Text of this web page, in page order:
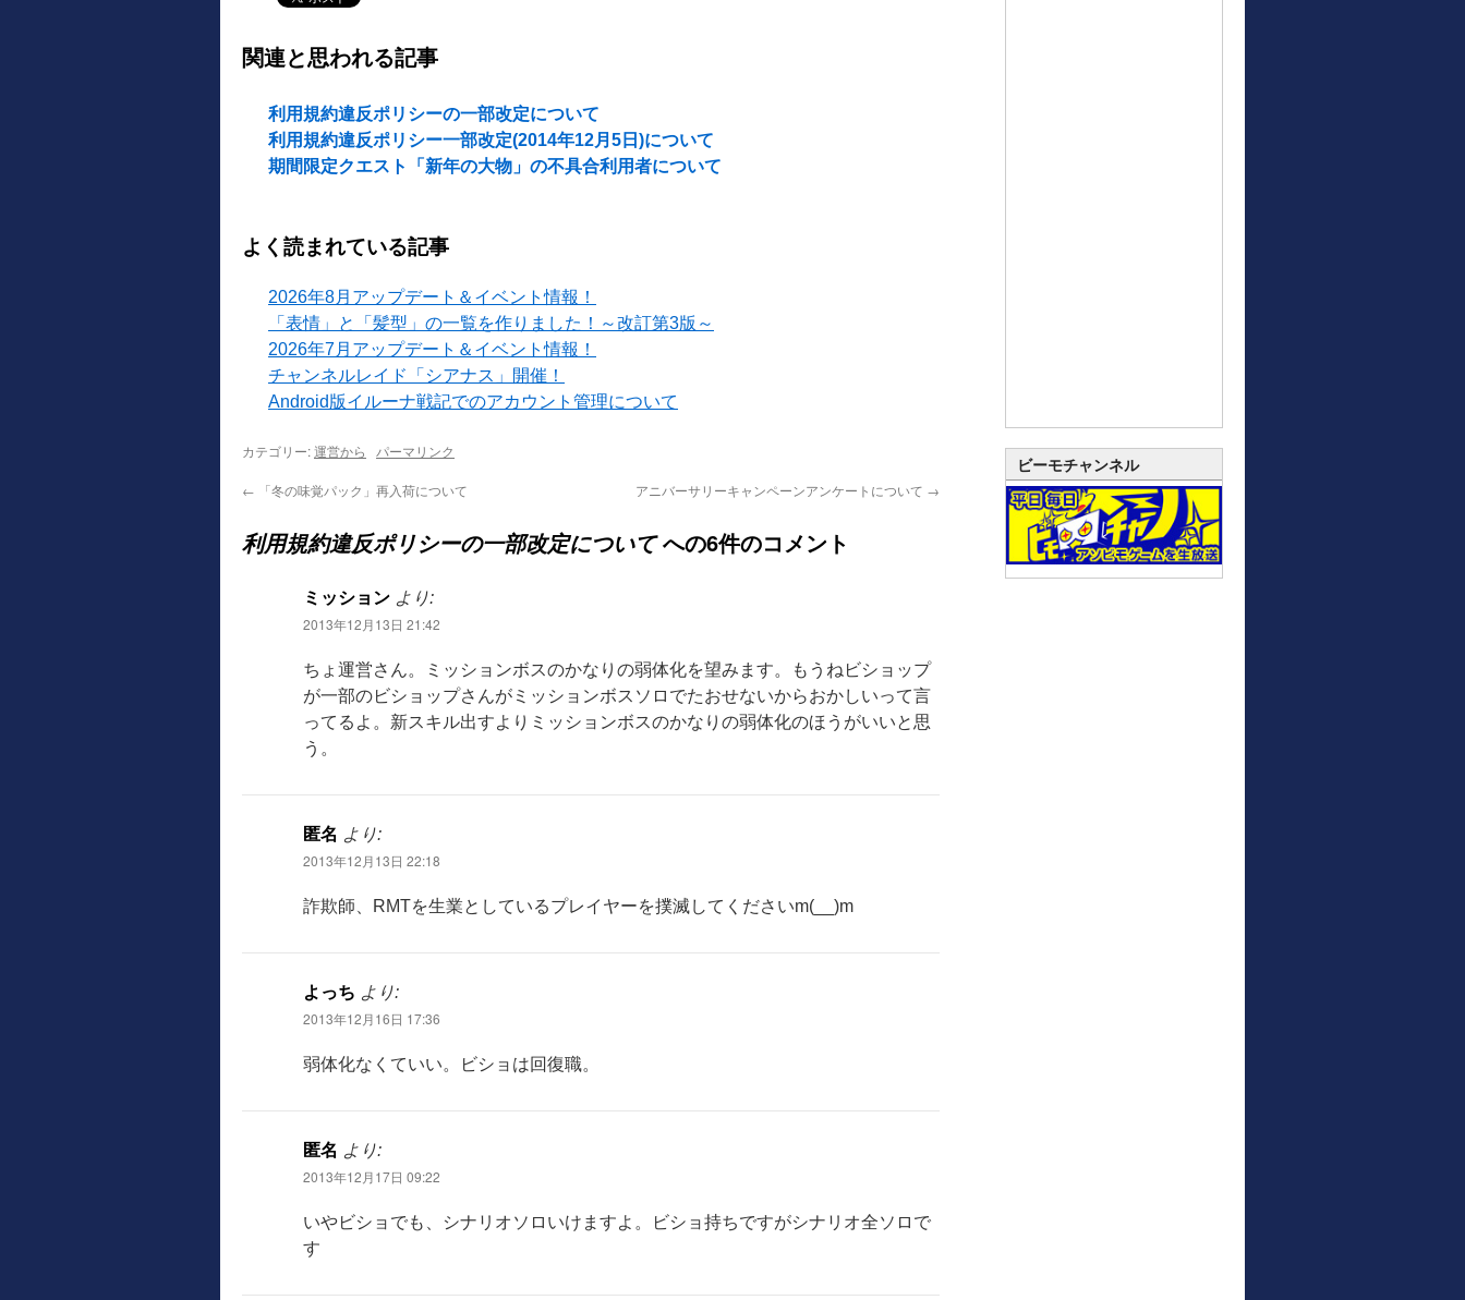
関連と思われる記事
利用規約違反ポリシーの一部改定について
利用規約違反ポリシー一部改定(2014年12月5日)について
期間限定クエスト「新年の大物」の不具合利用者について
よく読まれている記事
2026年8月アップデート＆イベント情報！
「表情」と「髪型」の一覧を作りました！～改訂第3版～
2026年7月アップデート＆イベント情報！
チャンネルレイド「シアナス」開催！
Android版イルーナ戦記でのアカウント管理について
カテゴリー:運営から パーマリンク
← 「冬の味覚パック」再入荷について アニバーサリーキャンペーンアンケートについて →
利用規約違反ポリシーの一部改定についてへの6件のコメント
ミッション より:
2013年12月13日 21:42
ちょ運営さん。ミッションボスのかなりの弱体化を望みます。もうねビショップ
が一部のビショップさんがミッションボスソロでたおせないからおかしいって言
ってるよ。新スキル出すよりミッションボスのかなりの弱体化のほうがいいと思
う。
匿名 より:
2013年12月13日 22:18
詐欺師、RMTを生業としているプレイヤーを撲滅してくださいm(__)m
よっち より:
2013年12月16日 17:36
弱体化なくていい。ビショは回復職。
匿名 より:
2013年12月17日 09:22
いやビショでも、シナリオソロいけますよ。ビショ持ちですがシナリオ全ソロで
す
ビーモチャンネル